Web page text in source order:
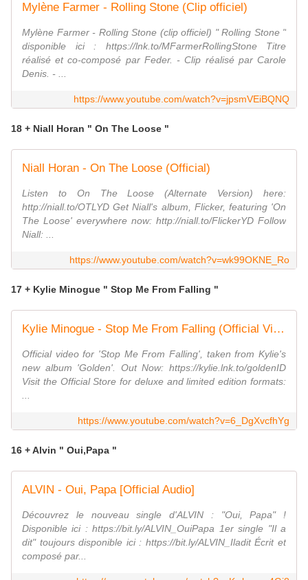
Mylène Farmer - Rolling Stone (Clip officiel)
Mylène Farmer - Rolling Stone (clip officiel) " Rolling Stone "
disponible ici : https://lnk.to/MFarmerRollingStone Titre
réalisé et co-composé par Feder. - Clip réalisé par Carole
Denis. - ...
https://www.youtube.com/watch?v=jpsmVEiBQNQ
18 + Niall Horan " On The Loose "
Niall Horan - On The Loose (Official)
Listen to On The Loose (Alternate Version) here:
http://niall.to/OTLYD Get Niall's album, Flicker, featuring 'On
The Loose' everywhere now: http://niall.to/FlickerYD Follow
Niall: ...
https://www.youtube.com/watch?v=wk99OKNE_Ro
17 + Kylie Minogue " Stop Me From Falling "
Kylie Minogue - Stop Me From Falling (Official Video)
Official video for 'Stop Me From Falling', taken from Kylie's
new album 'Golden'. Out Now: https://kylie.lnk.to/goldenID
Visit the Official Store for deluxe and limited edition formats:
https://www.youtube.com/watch?v=6_DgXvcfhYg
16 + Alvin " Oui,Papa "
ALVIN - Oui, Papa [Official Audio]
Découvrez le nouveau single d'ALVIN : "Oui, Papa" !
Disponible ici : https://bit.ly/ALVIN_OuiPapa 1er single "Il a
dit" toujours disponible ici : https://bit.ly/ALVIN_Iladit Écrit et
composé par...